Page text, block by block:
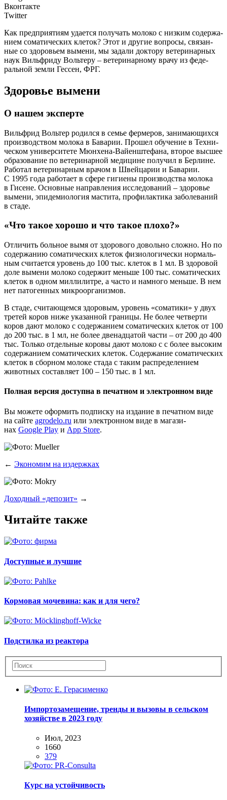
Вконтакте
Twitter
Как пред­при­я­ти­ям уда­ет­ся полу­чать моло­ко с низ­ким содер­жа­
ни­ем сома­ти­че­ских кле­ток? Этот и дру­гие вопро­сы, свя­зан­
ные со здо­ро­вьем выме­ни, мы зада­ли док­то­ру вете­ри­нар­ных
наук Виль­ф­ри­ду Воль­те­ру – вете­ри­нар­но­му вра­чу из феде­
раль­ной зем­ли Гес­сен, ФРГ.
Здоровье вымени
О нашем эксперте
Виль­ф­рид Воль­тер родил­ся в семье фер­ме­ров, зани­ма­ю­щих­ся
про­из­вод­ством моло­ка в Бава­рии. Про­шел обу­че­ние в Тех­ни­
че­ском уни­вер­си­те­те Мюн­хе­на-Вай­ен­ште­фа­на, вто­рое выс­шее
обра­зо­ва­ние по вете­ри­нар­ной меди­цине полу­чил в Бер­лине.
Рабо­тал вете­ри­нар­ным вра­чом в Швей­ца­рии и Бава­рии.
С 1995 года рабо­та­ет в сфе­ре гиги­е­ны про­из­вод­ства моло­ка
в Гисене. Основ­ные направ­ле­ния иссле­до­ва­ний – здо­ро­вье
выме­ни, эпи­де­мио­ло­гия масти­та, про­фи­лак­ти­ка забо­ле­ва­ний
в стаде.
«Что такое хорошо и что такое плохо?»
Отли­чить боль­ное вымя от здо­ро­во­го доволь­но слож­но. Но по
содер­жа­нию сома­ти­че­ских кле­ток физио­ло­ги­че­ски нор­маль­
ным счи­та­ет­ся уро­вень до 100 тыс. кле­ток в 1 мл. В здо­ро­вой
доле выме­ни моло­ко содер­жит мень­ше 100 тыс. сома­ти­че­ских
кле­ток в одном мил­ли­лит­ре, а часто и намно­го мень­ше. В нем
нет пато­ген­ных микроорганизмов.
В ста­де, счи­та­ю­щем­ся здо­ро­вым, уро­вень «сома­ти­ки» у двух
тре­тей коров ниже ука­зан­ной гра­ни­цы. Не более чет­вер­ти
коров дают моло­ко с содер­жа­ни­ем сома­ти­че­ских кле­ток от 100
до 200 тыс. в 1 мл, не более две­на­дца­той части – от 200 до 400
тыс. Толь­ко отдель­ные коро­вы дают моло­ко с с более высо­ким
содер­жа­ни­ем сома­ти­че­ских кле­ток. Содер­жа­ние сома­ти­че­ских
кле­ток в сбор­ном моло­ке ста­да с таким рас­пре­де­ле­ни­ем
живот­ных состав­ля­ет 100 – 150 тыс. в 1 мл.
Полная версия доступна в печатном и электронном виде
Вы може­те офор­мить под­пис­ку на изда­ние в печат­ном виде
на сай­те agrodelo.ru или элек­трон­ном виде в мага­зи­
нах Google Play и App Store.
← Экономим на издержках
Доходный «депозит» →
Читайте также
Доступные и лучшие
Кормовая мочевина: как и для чего?
Подстилка из реактора
Импортозамещение, тренды и вызовы в сельском
хозяйстве в 2023 году
Июл, 2023
1660
379
Курс на устойчивость